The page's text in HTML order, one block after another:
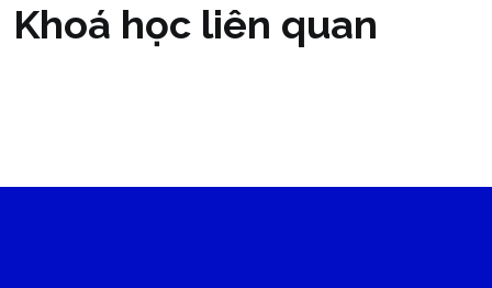
Khoá học liên quan